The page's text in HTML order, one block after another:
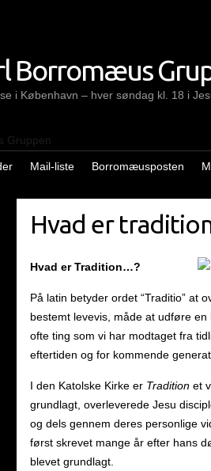
Borromæus
i København – hver søndag kl. 18 i
Mail-liste Borromæusposten
Hvad er
Hvad er Tradition…?
På latin betyder ordet “Traditio” at
bestemt levevis, måde at udføre
ofte ting som vi har modtaget fra
eftertiden og for kommende
I den Katolske Kirke er Traditionet
grundlagt, overleverede Jesu
og dels gennem deres personlige
først skrevet mange år efter hans
blevet grundlagt.